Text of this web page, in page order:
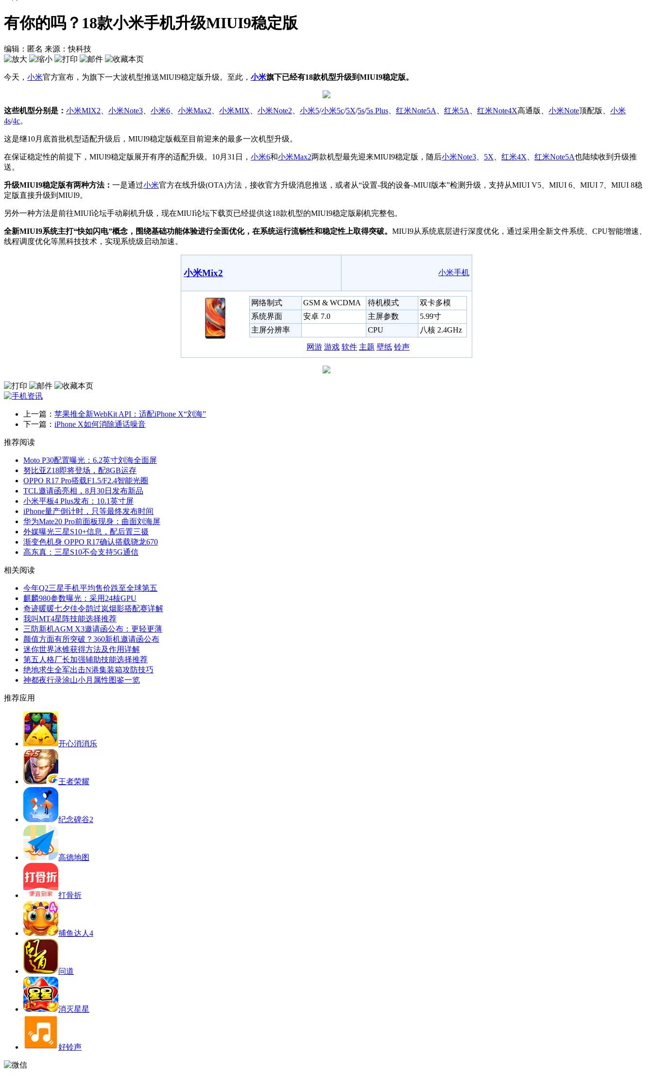
有你的吗？18款小米手机升级MIUI9稳定版
编辑：匿名 来源：快科技
今天， 小米官方宣布，为旗下一大波机型推送MIUI9稳定版升级。至此， 小米旗下已经有18款机型升级到MIUI9稳定版。
这些机型分别是： 小米MIX2 小米Note3 小米6 小米Max2 小米MIX 小米Note2 小米5/小米5c/5X/5s/5s Plus 红米Note5A 红米5A 红米Note4X高通版、 小米Note顶配版、 小米
4s/4c。
这是继10月底首批机型适配升级后，MIUI9稳定版截至目前迎来的最多一次机型升级。
在保证稳定性的前提下，MIUI9稳定版展开有序的适配升级。10月31日， 小米6和小米Max2两款机型最先迎来MIUI9稳定版，随后小米Note3 5X 红米4X 红米Note5A也陆续收到升级推
送。
升级MIUI9稳定版有两种方法： 一是通过小米官方在线升级(OTA)方法，接收官方升级消息推送，或者从“设置-我的设备-MIUI版本”检测升级，支持从MIUI V5、MIUI 6、MIUI 7、MIUI 8稳
定版直接升级到MIUI9。
另外一种方法是前往MIUI论坛手动刷机升级，现在MIUI论坛下载页已经提供这18款机型的MIUI9稳定版刷机完整包。
全新MIUI9系统主打“快如闪电”概念，围绕基础功能体验进行全面优化，在系统运行流畅性和稳定性上取得突破。 MIUI9从系统底层进行深度优化，通过采用全新文件系统、CPU智能增速、
线程调度优化等黑科技技术，实现系统级启动加速。
小米Mix2 小米手机
网络制式 GSM & WCDMA 待机模式
双卡多模
系统界面
安卓 7.0 主屏参数
5.99寸
主屏分辨率
CPU 八核 2.4GHz
网游 游戏 软件 主题 壁纸 铃声
上一篇： 苹果推全新WebKit API：适配iPhone X“刘海”
下一篇： iPhone X如何消除通话噪音
推荐阅读
Moto P30配置曝光：6.2英寸刘海全面屏
努比亚Z18即将登场，配8GB运存
OPPO R17 Pro搭载F1.5/F2.4智能光圈
TCL邀请函亮相，8月30日发布新品
小米平板4 Plus发布：10.1英寸屏
iPhone量产倒计时，只等最终发布时间
华为Mate20 Pro前面板现身：曲面刘海屏
外媒曝光三星S10+信息，配后置三摄
渐变色机身 OPPO R17确认搭载骁龙670
高东真：三星S10不会支持5G通信
相关阅读
今年Q2三星手机平均售价跌至全球第五
麒麟980参数曝光：采用24核GPU
奇迹暖暖七夕佳令鹊过岚烟影搭配赛详解
我叫MT4星阵技能选择推荐
三防新机AGM X3邀请函公布：更轻更薄
颜值方面有所突破？360新机邀请函公布
迷你世界冰锥获得方法及作用详解
第五人格厂长加强辅助技能选择推荐
绝地求生全军出击N港集装箱攻防技巧
神都夜行录涂山小月属性图鉴一览
推荐应用
开心消消乐
王者荣耀
纪念碑谷2
高德地图
打骨折
捕鱼达人4
问道
消灭星星
好铃声